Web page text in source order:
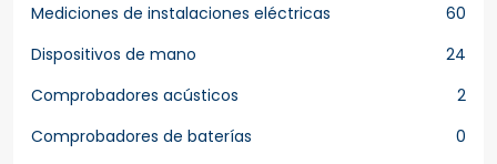
Mediciones de instalaciones eléctricas
60
Dispositivos de mano
24
Comprobadores acústicos
2
Comprobadores de baterías
0